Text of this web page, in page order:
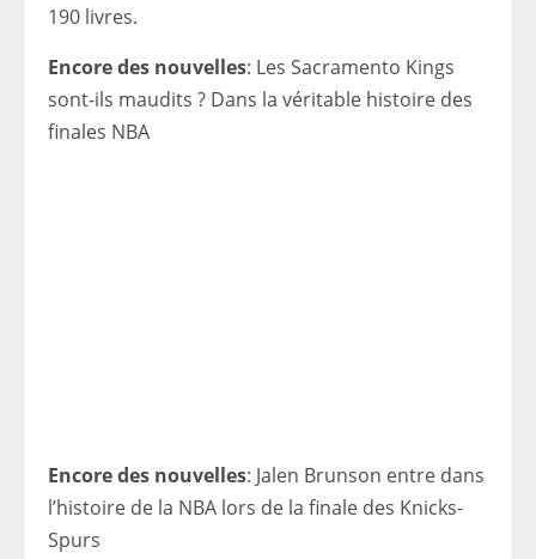
190 livres.
Encore des nouvelles: Les Sacramento Kings
sont-ils maudits ? Dans la véritable histoire des
finales NBA
Encore des nouvelles: Jalen Brunson entre dans
l’histoire de la NBA lors de la finale des Knicks-
Spurs